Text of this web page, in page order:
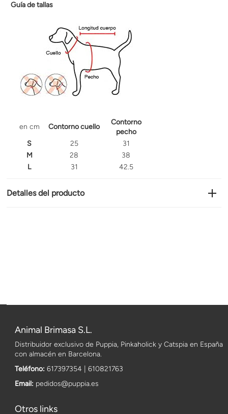
Guía de tallas
en cm Contorno cuello
Contorno
pecho
S
25
31
M
28
38
L
31 42.5
Detalles del producto
Animal Brimasa S.L.
Distribuidor exclusivo de Puppia, Pinkaholick y Catspia en España
con almacén en Barcelona.
Teléfono: 617397354 | 610821763
Email: pedidos@puppia.es
Otros links